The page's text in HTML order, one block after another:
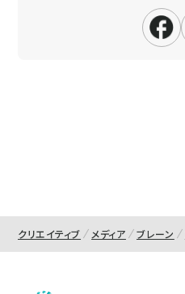
クリエイティブ メディア ブレーン